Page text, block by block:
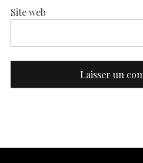
Site web